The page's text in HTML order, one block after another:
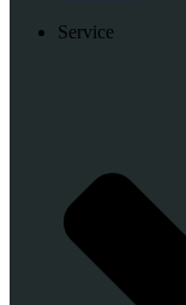
Service